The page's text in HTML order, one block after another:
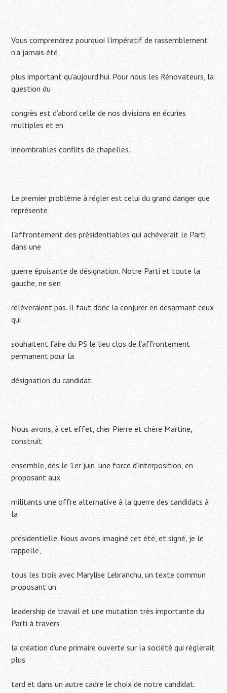
Vous comprendrez pourquoi l’impératif de rassemblement
n’a jamais été
plus important qu’aujourd’hui. Pour nous les Rénovateurs, la
question du
congrès est d’abord celle de nos divisions en écuries
multiples et en
innombrables conflits de chapelles.
Le premier problème à régler est celui du grand danger que
représente
l’affrontement des présidentiables qui achèverait le Parti
dans une
guerre épuisante de désignation. Notre Parti et toute la
gauche, ne s’en
relèveraient pas. Il faut donc la conjurer en désarmant ceux
qui
souhaitent faire du PS le lieu clos de l’affrontement
permanent pour la
désignation du candidat.
Nous avons, à cet effet, cher Pierre et chère Martine,
construit
ensemble, dès le 1er juin, une force d’interposition, en
proposant aux
militants une offre alternative à la guerre des candidats à
la
présidentielle. Nous avons imaginé cet été, et signé, je le
rappelle,
tous les trois avec Marylise Lebranchu, un texte commun
proposant un
leadership de travail et une mutation très importante du
Parti à travers
la création d’une primaire ouverte sur la société qui règlerait
plus
tard et dans un autre cadre le choix de notre candidat.